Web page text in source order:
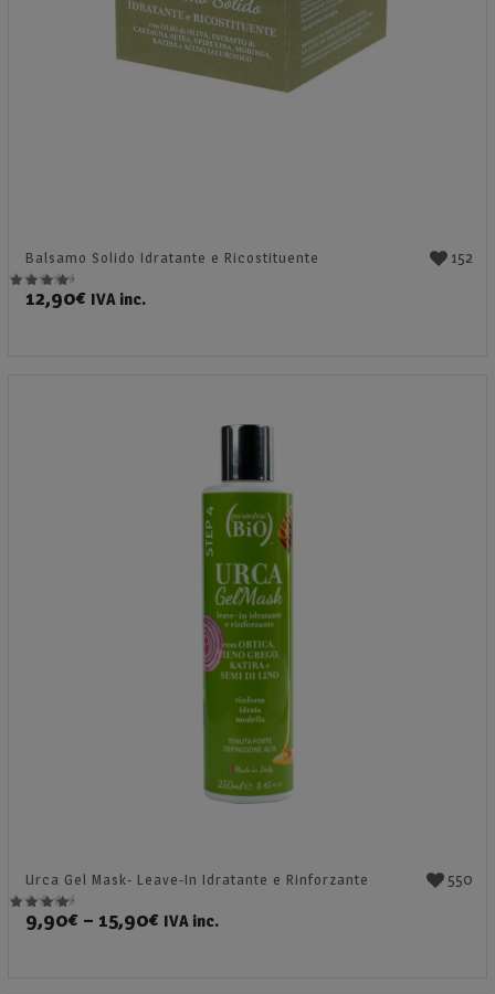
152
Balsamo Solido Idratante e Ricostituente
Valutato
su 5
12,90€ IVA inc.
550
Urca Gel Mask- Leave-In Idratante e Rinforzante
Valutato
4.95su 5
9,90€ – 15,90€ IVA inc.